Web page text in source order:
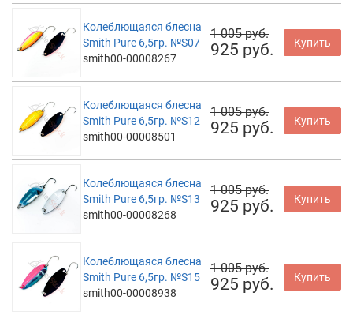
Колеблющаяся блесна
Smith Pure 6,5гр. №S07
smith00-00008267
1 005 руб.
925 руб. Купить
Колеблющаяся блесна
Smith Pure 6,5гр. №S12
smith00-00008501
1 005 руб.
925 руб. Купить
Колеблющаяся блесна
Smith Pure 6,5гр. №S13
smith00-00008268
1 005 руб.
925 руб. Купить
Колеблющаяся блесна
Smith Pure 6,5гр. №S15
smith00-00008938
1 005 руб.
925 руб. Купить